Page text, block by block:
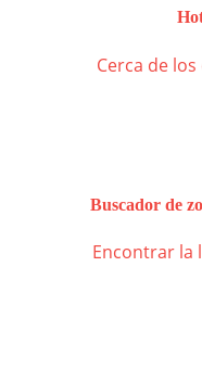
Cerca de
Buscador de
Encontrar la